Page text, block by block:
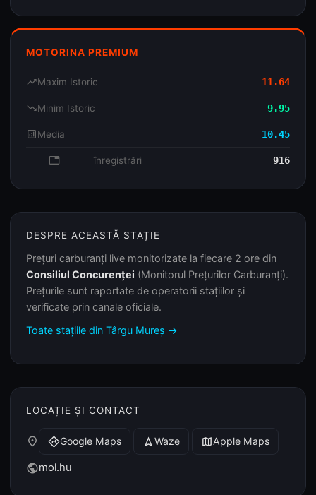
MOTORINA PREMIUM
trending_upMaxim Istoric 11.64
trending_downMinim Istoric 9.95
analyticsMedia 10.45
database înregistrări 916
DESPRE ACEASTĂ STAȚIE
Prețuri carburanți live monitorizate la fiecare 2 ore din
Consiliul Concurenței (Monitorul Prețurilor Carburanți).
Prețurile sunt raportate de operatorii stațiilor și
verificate prin canale oficiale.
Toate stațiile din Târgu Mureș →
LOCAȚIE ȘI CONTACT
place directionsGoogle Maps navigation Waze mapApple Maps
publicmol.hu